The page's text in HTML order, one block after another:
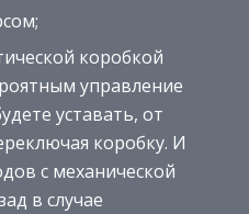
коробкой
управление
уставать, от
коробку. И
с механической
в случае